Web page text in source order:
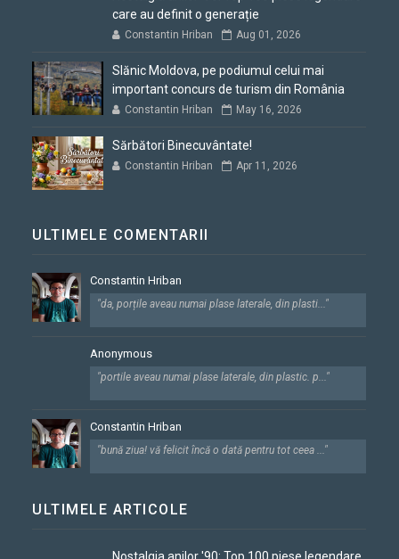
care au definit o generație
Constantin Hriban Aug 01, 2026
Slănic Moldova, pe podiumul celui mai
important concurs de turism din România
Constantin Hriban May 16, 2026
Sărbători Binecuvântate!
Constantin Hriban Apr 11, 2026
ULTIMELE COMENTARII
Constantin Hriban
"da, porțile aveau numai plase laterale, din plasti..."
Anonymous
"portile aveau numai plase laterale, din plastic. p..."
Constantin Hriban
"bună ziua! vă felicit încă o dată pentru tot ceea ..."
ULTIMELE ARTICOLE